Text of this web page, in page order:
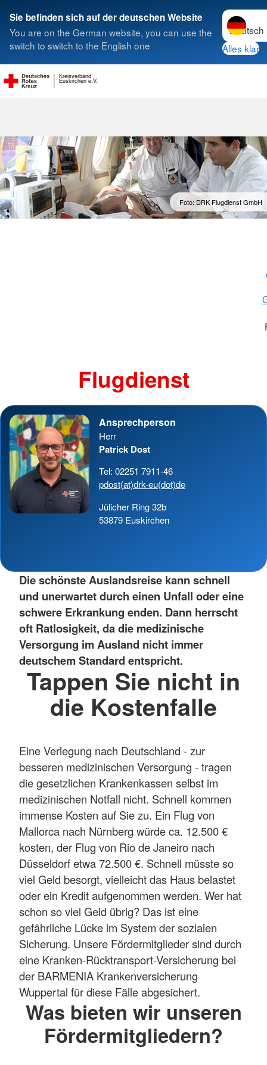
Sie befinden sich auf der deutschen Website
You are on the German website, you can use the
switch to switch to the English one
Sprache
Alles klar
Euskirchen e.V.
Kreisverband
Suche
Foto: DRK Flugdienst GmbH
Flugdienst
Ansprechperson
Herr
Patrick Dost
Tel: 02251 7911-46
pdost(at)drk-eu(dot)de
Jülicher Ring 32b
53879 Euskirchen
Die schönste Auslandsreise kann schnell
und unerwartet durch einen Unfall oder eine
schwere Erkrankung enden. Dann herrscht
oft Ratlosigkeit, da die medizinische
Versorgung im Ausland nicht immer
deutschem Standard entspricht.
Tappen Sie nicht in
die Kostenfalle
Eine Verlegung nach Deutschland - zur
besseren medizinischen Versorgung - tragen
die gesetzlichen Krankenkassen selbst im
medizinischen Notfall nicht. Schnell kommen
immense Kosten auf Sie zu. Ein Flug von
Mallorca nach Nürnberg würde ca. 12.500 €
kosten, der Flug von Rio de Janeiro nach
Düsseldorf etwa 72.500 €. Schnell müsste so
viel Geld besorgt, vielleicht das Haus belastet
oder ein Kredit aufgenommen werden. Wer hat
schon so viel Geld übrig? Das ist eine
gefährliche Lücke im System der sozialen
Sicherung. Unsere Fördermitglieder sind durch
eine Kranken-Rücktransport-Versicherung bei
der BARMENIA Krankenversicherung
Wuppertal für diese Fälle abgesichert.
Was bieten wir unseren
Fördermitgliedern?